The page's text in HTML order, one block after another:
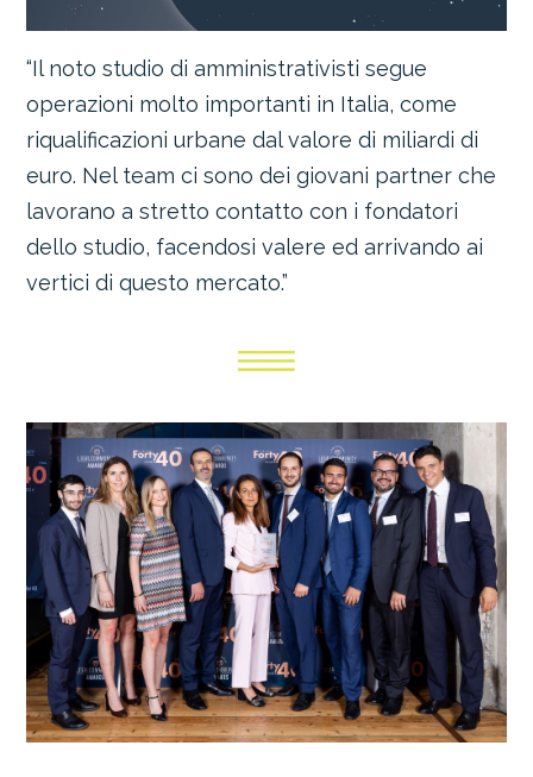
“Il noto studio di amministrativisti segue
operazioni molto importanti in Italia, come
riqualificazioni urbane dal valore di miliardi di
euro. Nel team ci sono dei giovani partner che
lavorano a stretto contatto con i fondatori
dello studio, facendosi valere ed arrivando ai
vertici di questo mercato.”